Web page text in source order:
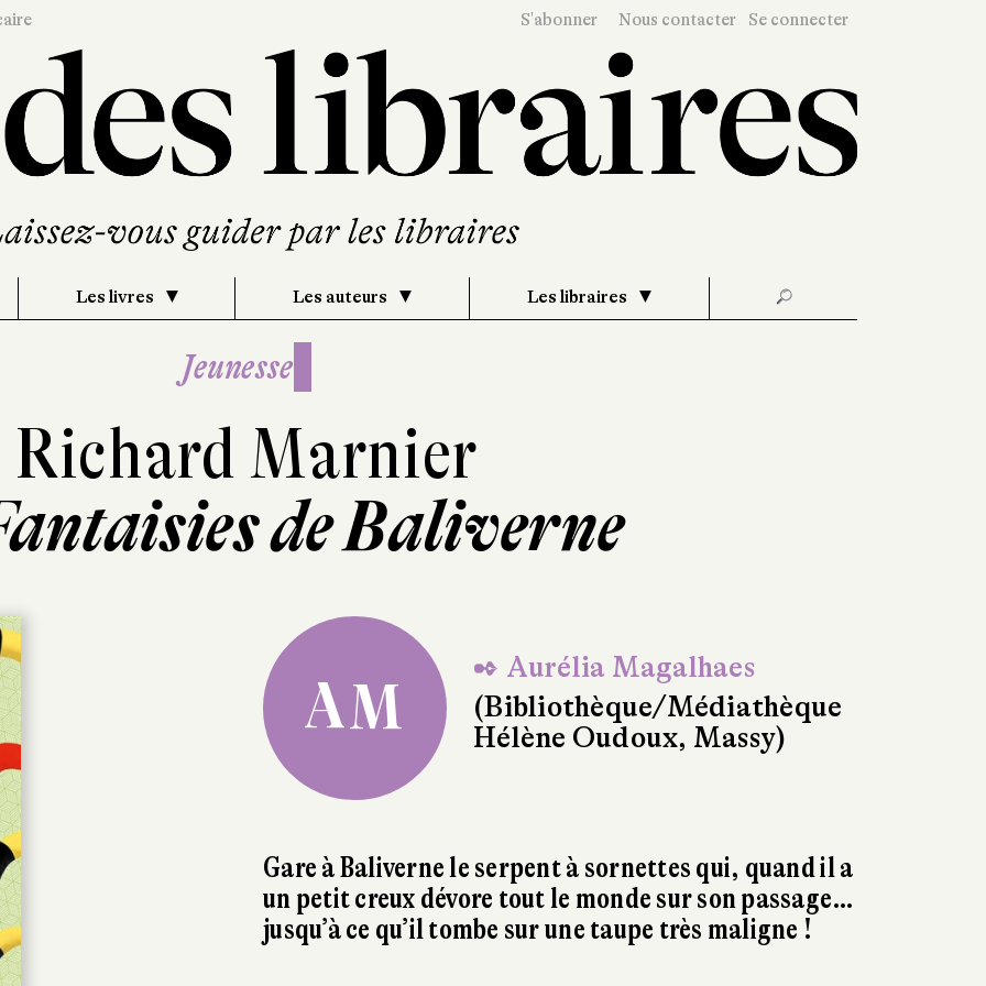
S'abonner Nous contacter Se connecter
Les livres Les auteurs Les libraires 🔎
Jeunesse
Richard Marnier
de Baliverne
AM
✒ Aurélia Magalhaes
(Bibliothèque/Médiathèque
Hélène Oudoux, Massy)
Gare à Baliverne le serpent à sornettes qui, quand il a
un petit creux dévore tout le monde sur son passage…
jusqu’à ce qu’il tombe sur une taupe très maligne !